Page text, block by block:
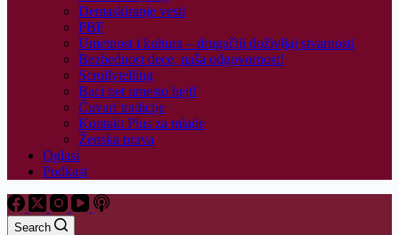
Demaskiranje vesti
PBF
Umetnost i kultura – drugačiji doživljaj stvarnosti
Bezbednost dece, naša odgovornost!
Scrollytelling
Baci pet umesto hejt!
Čuvari tradicije
Kontakt Plus za mlade
Ženska prava
Oglasi
Podkast
Search